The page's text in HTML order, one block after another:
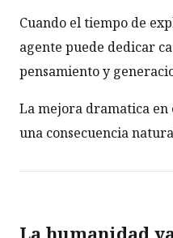
Cuando el tiempo de
agente puede dedicar
pensamiento y
La mejora dramatica
una consecuencia